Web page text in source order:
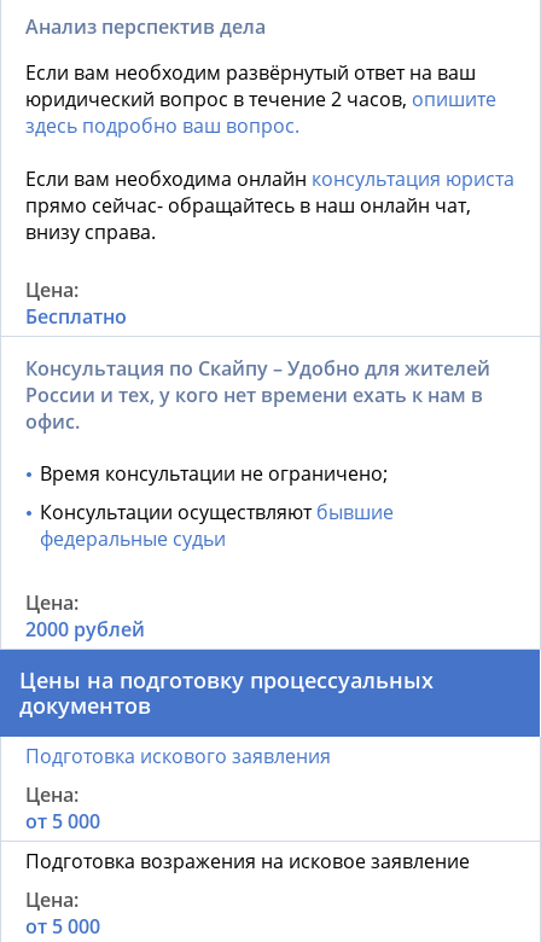
Анализ перспектив дела
Если вам необходим развёрнутый ответ на ваш
юридический вопрос в течение 2 часов, опишите
здесь подробно ваш вопрос.
Если вам необходима онлайн консультация юриста
прямо сейчас- обращайтесь в наш онлайн чат,
внизу справа.
Бесплатно
Консультация по Скайпу – Удобно для жителей
России и тех, у кого нет времени ехать к нам в
офис.
Время консультации не ограничено;
Консультации осуществляютбывшие
федеральные судьи
2000 рублей
Цены на подготовку процессуальных
документов
Подготовка искового заявления
от 5 000
Подготовка возражения на исковое заявление
от 5 000